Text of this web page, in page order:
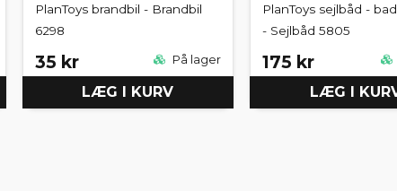
PlanToys brandbil - Brandbil
6298
35 kr På lager
LÆG I KURV
PlanToys sejlbåd -
- Sejlbåd 5805
175 kr
LÆG I